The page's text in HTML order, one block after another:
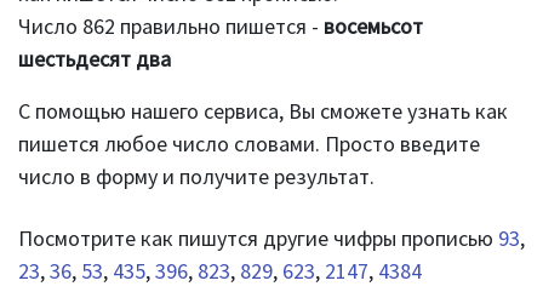
Число 862 правильно пишется - восемьсот
шестьдесят два
С помощью нашего сервиса, Вы сможете узнать как
пишется любое число словами. Просто введите
число в форму и получите результат.
Посмотрите как пишутся другие чифры прописью 93,
23,36, 53, 435,396, 823, 829, 623, 2147, 4384